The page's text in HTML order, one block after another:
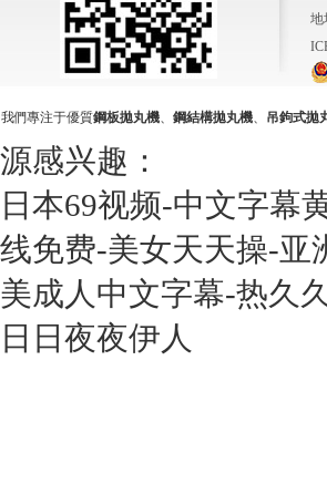
地
我們專注于優質鋼板拋丸機、鋼結構拋丸機、 吊鉤式拋
源感兴趣：
日本69视频-中文字幕
线免费-美女天天操-亚
美成人中文字幕-热久
日日夜夜伊人